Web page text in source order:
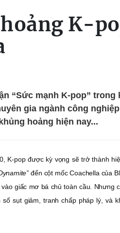
K-
“Sức mạnh K-pop”
gia ngành công
hoảng hiện nay...
K-pop được kỳ vọng sẽ trở thành
đến cột mốc Coachella của
giấc mơ bá chủ toàn cầu. Nhưng
số sụt giảm, tranh chấp pháp lý, và